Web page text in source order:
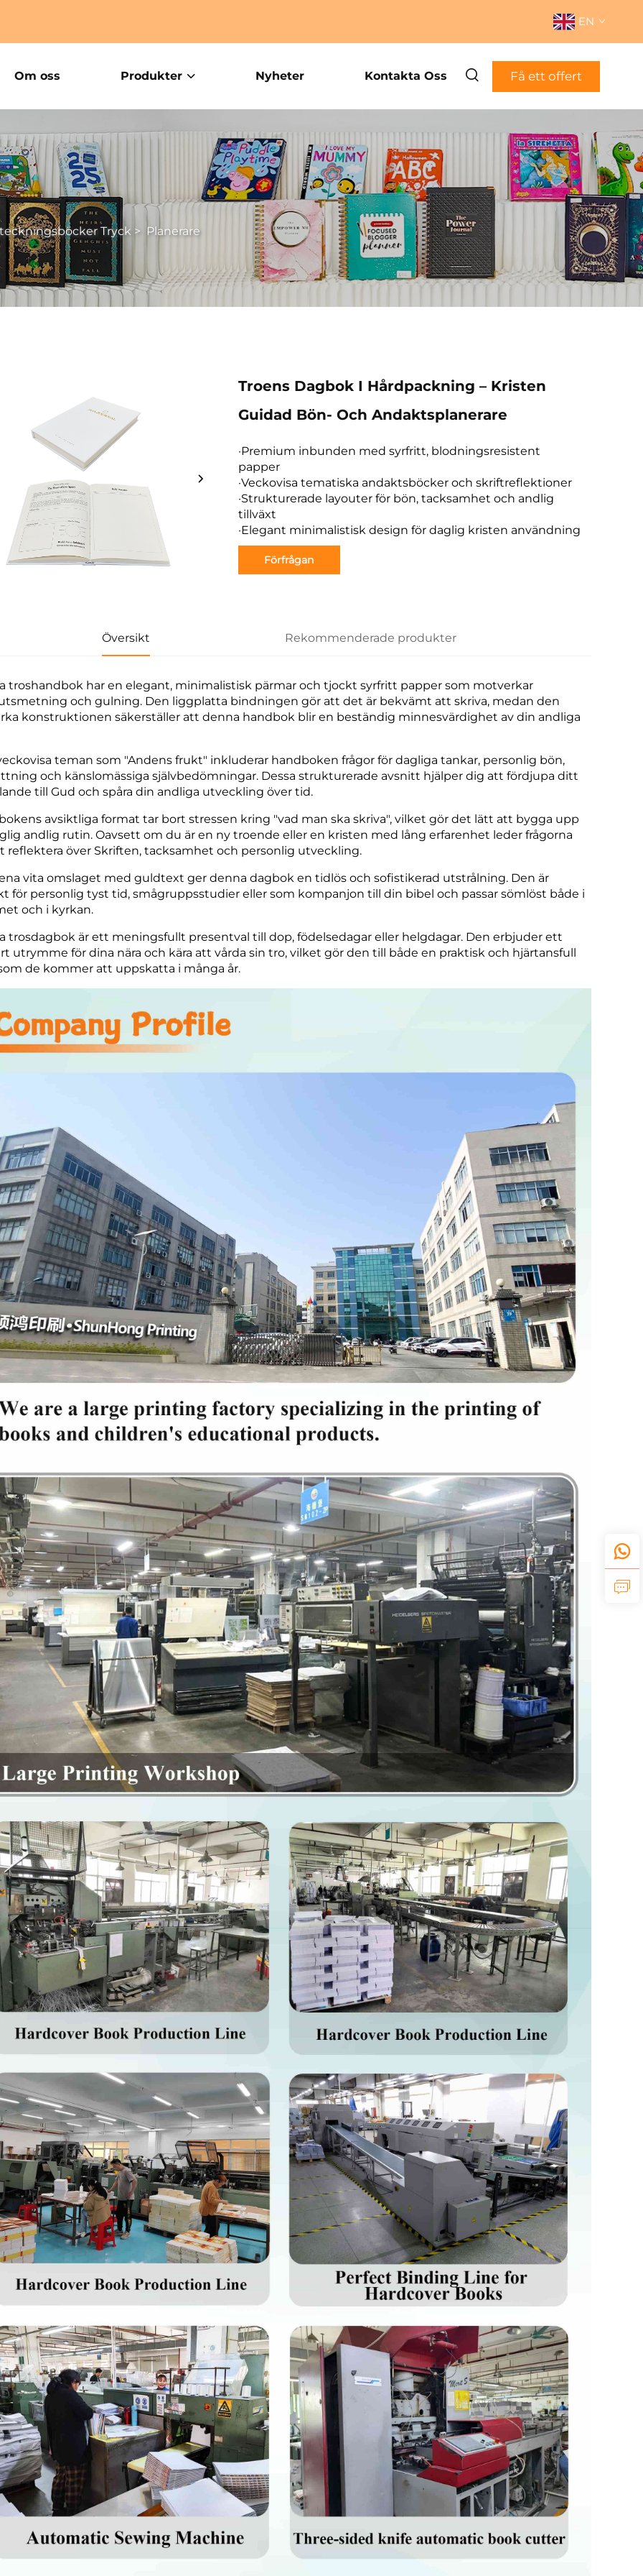
EN
Om oss Produkter Nyheter Kontakta Oss Få ett offert
Tryck > Planerare
Troens Dagbok I Hårdpackning – Kristen
Guidad Bön- Och Andaktsplanerare
·Premium inbunden med syrfritt, blodningsresistent
papper
·Veckovisa tematiska andaktsböcker och skriftreflektioner
·Strukturerade layouter för bön, tacksamhet och andlig
tillväxt
·Elegant minimalistisk design för daglig kristen användning
Förfrågan
Översikt Rekommenderade produkter
troshandbok har en elegant, minimalistisk pärmar och tjockt syrfritt papper som motverkar
och gulning. Den liggplatta bindningen gör att det är bekvämt att skriva, medan den
konstruktionen säkerställer att denna handbok blir en beständig minnesvärdighet av din andliga
teman som "Andens frukt" inkluderar handboken frågor för dagliga tankar, personlig bön,
och känslomässiga självbedömningar. Dessa strukturerade avsnitt hjälper dig att fördjupa ditt
till Gud och spåra din andliga utveckling över tid.
avsiktliga format tar bort stressen kring "vad man ska skriva", vilket gör det lätt att bygga upp
andlig rutin. Oavsett om du är en ny troende eller en kristen med lång erfarenhet leder frågorna
reflektera över Skriften, tacksamhet och personlig utveckling.
vita omslaget med guldtext ger denna dagbok en tidlös och sofistikerad utstrålning. Den är
för personlig tyst tid, smågruppsstudier eller som kompanjon till din bibel och passar sömlöst både i
och i kyrkan.
trosdagbok är ett meningsfullt presentval till dop, födelsedagar eller helgdagar. Den erbjuder ett
utrymme för dina nära och kära att vårda sin tro, vilket gör den till både en praktisk och hjärtansfull
de kommer att uppskatta i många år.